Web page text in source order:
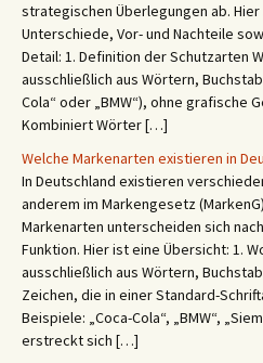
strategischen Überlegungen ab.
Unterschiede, Vor- und Nachteile
Detail: 1. Definition der Schutzarten
ausschließlich aus Wörtern,
Cola“ oder „BMW“), ohne grafische
Kombiniert Wörter […]
Welche Markenarten existieren in
In Deutschland existieren
anderem im Markengesetz
Markenarten unterscheiden sich
Funktion. Hier ist eine Übersicht: 1.
ausschließlich aus Wörtern,
Zeichen, die in einer Standard-
Beispiele: „Coca-Cola“, „BMW“,
erstreckt sich […]